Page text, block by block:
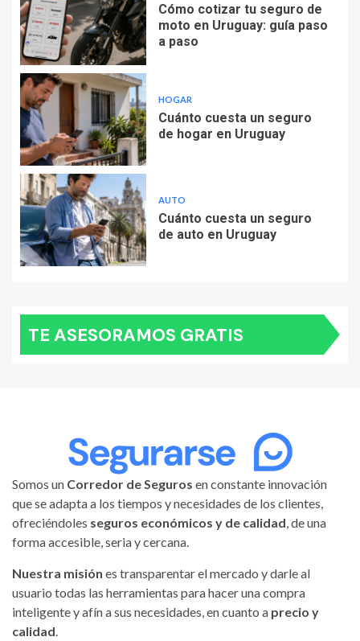
Cómo cotizar tu seguro de
moto en Uruguay: guía paso
a paso
HOGAR
Cuánto cuesta un seguro
de hogar en Uruguay
AUTO
Cuánto cuesta un seguro
de auto en Uruguay
TE ASESORAMOS GRATIS
Somos un Corredor de Seguros en constante innovación
que se adapta a los tiempos y necesidades de los clientes,
ofreciéndoles seguros económicos y de calidad, de una
forma accesible, seria y cercana.
Nuestra misión es transparentar el mercado y darle al
usuario todas las herramientas para hacer una compra
inteligente y afín a sus necesidades, en cuanto a precio y
calidad.